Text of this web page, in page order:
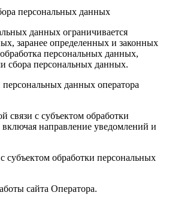
персональных данных
данных ограничивается
заранее определенных и законных
персональных данных,
сбора персональных данных.
данных оператора
связи с субъектом обработки
направление уведомлений и
субъектом обработки персональных
сайта Оператора.